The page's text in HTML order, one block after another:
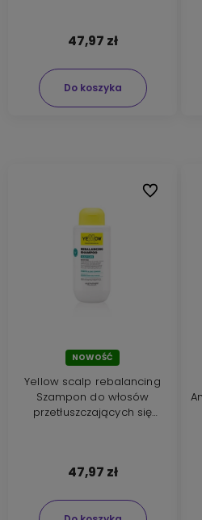
47,97 zł
Do koszyka
NOWOŚĆ
Yellow scalp rebalancing
Szampon do włosów
przetłuszczających się
47,97 zł
Do